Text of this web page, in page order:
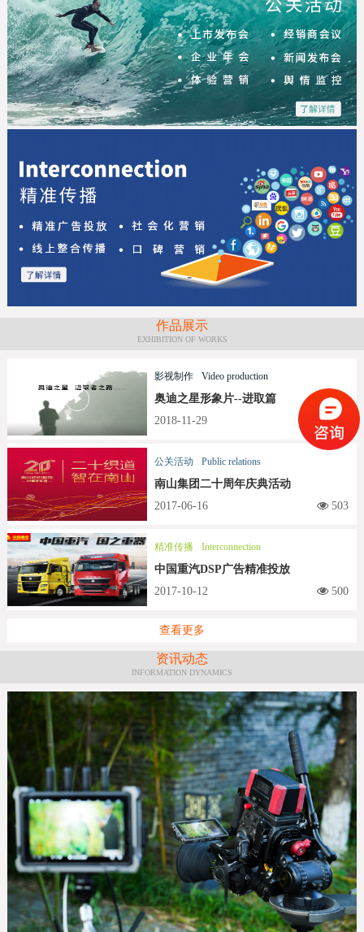
作品展示
EXHIBITION OF WORKS
影视制作 Video production
奥迪之星形象片--进取篇
2018-11-29
509
公关活动 Public relations
南山集团二十周年庆典活动
2017-06-16
503
精准传播 Interconnection
中国重汽DSP广告精准投放
2017-10-12
500
查看更多
资讯动态
INFORMATION DYNAMICS